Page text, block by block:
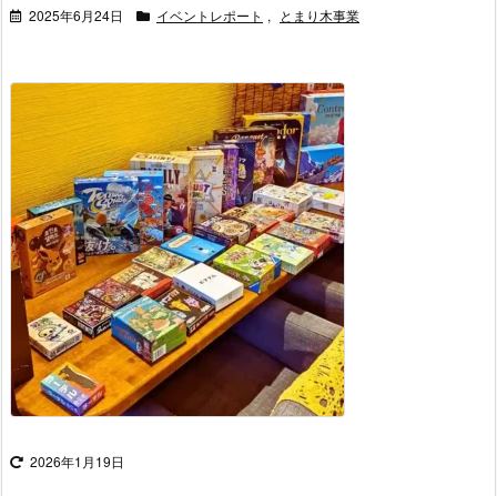
2025年6月24日 イベントレポート , とまり木事業
2026年1月19日